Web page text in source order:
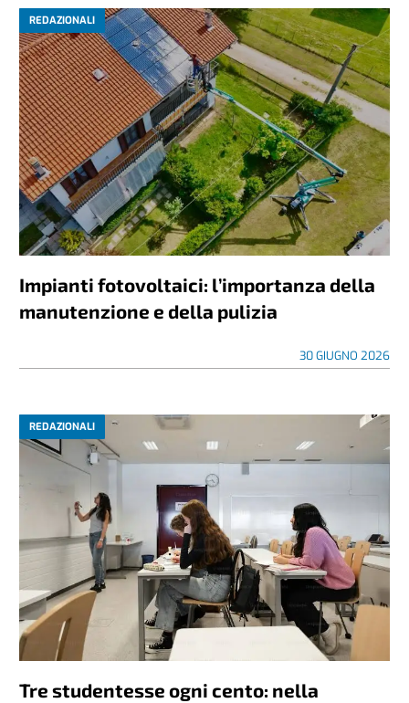
REDAZIONALI
Impianti fotovoltaici: l’importanza della
manutenzione e della pulizia
30 GIUGNO 2026
REDAZIONALI
Tre studentesse ogni cento: nella